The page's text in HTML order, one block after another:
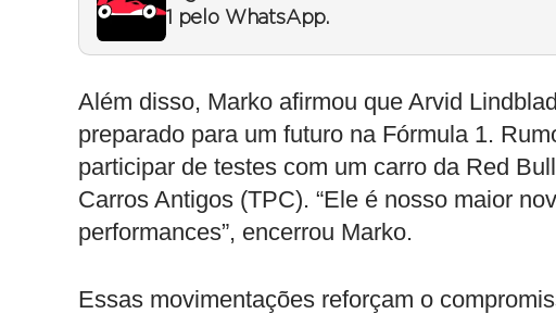
1 pelo WhatsApp.
Além disso, Marko afirmou que Arvid
preparado para um futuro na Fórmula 1.
participar de testes com um carro da Red
Carros Antigos (TPC). “Ele é nosso maior
performances”, encerrou Marko.
Essas movimentações reforçam o